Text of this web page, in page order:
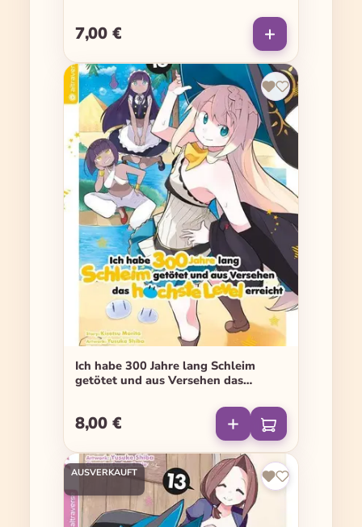
Regulärer Preis:
7,00 €
Ich habe 300 Jahre lang Schleim
getötet und aus Versehen das
Regulärer Preis:
8,00 €
AUSVERKAUFT